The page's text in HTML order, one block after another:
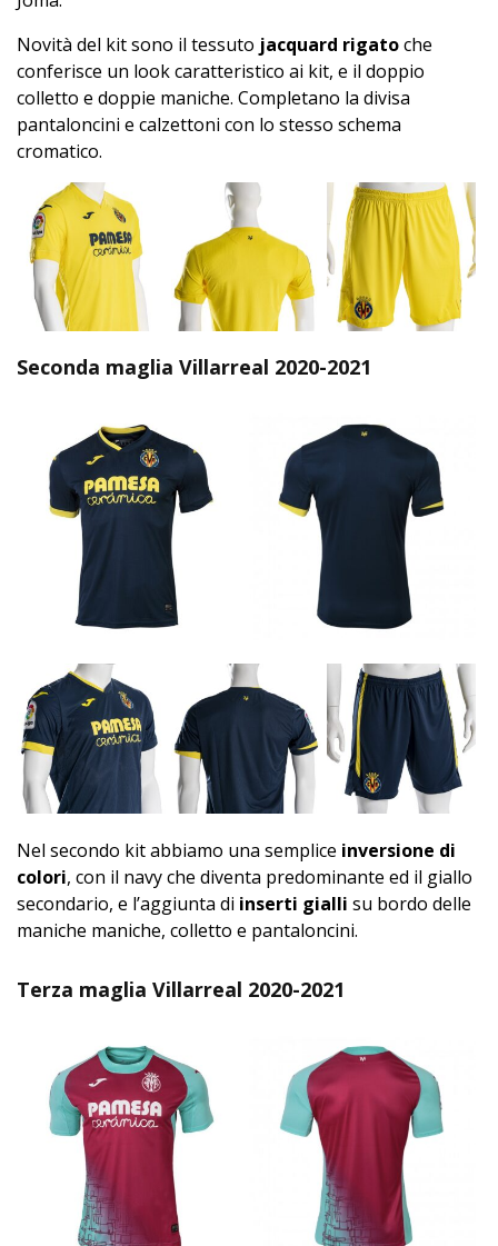
Novità del kit sono il tessuto jacquard rigatoche
conferisce un look caratteristico ai kit, e il doppio
colletto e doppie maniche. Completano la divisa
pantaloncini e calzettoni con lo stesso schema
cromatico.
Seconda maglia Villarreal 2020-2021
Nel secondo kit abbiamo una semplice inversione di
colori, con il navy che diventa predominante ed il giallo
secondario, e l’aggiunta di inserti gialli su bordo delle
maniche maniche, colletto e pantaloncini.
Terza maglia Villarreal 2020-2021